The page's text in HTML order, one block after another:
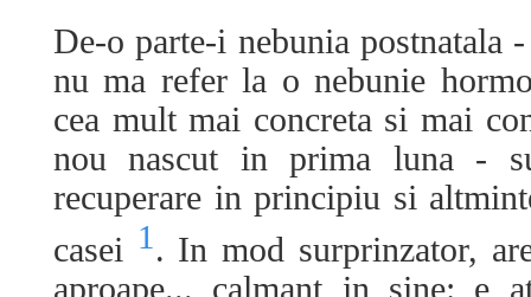
De-o parte-i nebunia postnatala
nu ma refer la o nebunie
cea mult mai concreta si mai
nou nascut in prima luna -
recuperare in principiu si
casei 1 . In mod surprinzator,
aproape... calmant in sine: e